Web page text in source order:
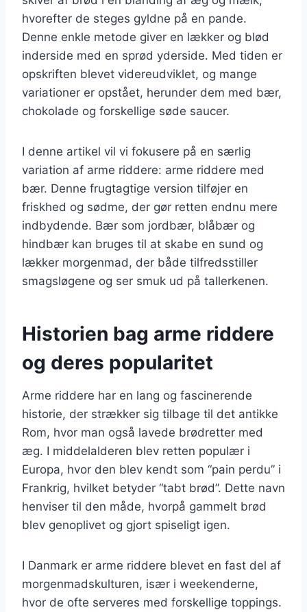
hvorefter de steges gyldne på en pande.
Denne enkle metode giver en lækker og blød
inderside med en sprød yderside. Med tiden er
opskriften blevet videreudviklet, og mange
variationer er opstået, herunder dem med bær,
chokolade og forskellige søde saucer.
I denne artikel vil vi fokusere på en særlig
variation af arme riddere: arme riddere med
bær. Denne frugtagtige version tilføjer en
friskhed og sødme, der gør retten endnu mere
indbydende. Bær som jordbær, blåbær og
hindbær kan bruges til at skabe en sund og
lækker morgenmad, der både tilfredsstiller
smagsløgene og ser smuk ud på tallerkenen.
Historien bag arme riddere
og deres popularitet
Arme riddere har en lang og fascinerende
historie, der strækker sig tilbage til det antikke
Rom, hvor man også lavede brødretter med
æg. I middelalderen blev retten populær i
Europa, hvor den blev kendt som “pain perdu” i
Frankrig, hvilket betyder “tabt brød”. Dette navn
henviser til den måde, hvorpå gammelt brød
blev genoplivet og gjort spiseligt igen.
I Danmark er arme riddere blevet en fast del af
morgenmadskulturen, især i weekenderne,
hvor de ofte serveres med forskellige toppings.